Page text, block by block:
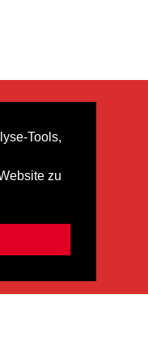
Tools,
zu